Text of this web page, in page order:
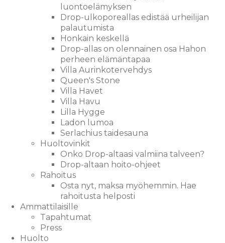
luontoelämyksen
Drop-ulkoporeallas edistää urheilijan
palautumista
Honkain keskellä
Drop-allas on olennainen osa Hahon
perheen elämäntapaa
Villa Aurinkotervehdys
Queen's Stone
Villa Havet
Villa Havu
Lilla Hygge
Ladon lumoa
Serlachius taidesauna
Huoltovinkit
Onko Drop-altaasi valmiina talveen?
Drop-altaan hoito-ohjeet
Rahoitus
Osta nyt, maksa myöhemmin. Hae
rahoitusta helposti
Ammattilaisille
Tapahtumat
Press
Huolto